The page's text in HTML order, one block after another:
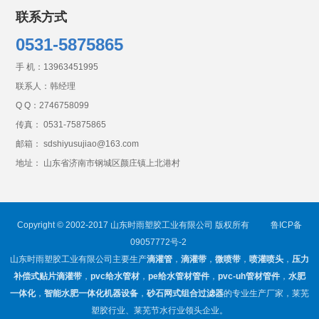
联系方式
0531-5875865
手 机： 13963451995
联系人：韩经理
Q Q： 2746758099
传真： 0531-75875865
邮箱： sdshiyusujiao@163.com
地址： 山东省济南市钢城区颜庄镇上北港村
Copyright © 2002-2017 山东时雨塑胶工业有限公司 版权所有
鲁ICP备
09057772号-2
山东时雨塑胶工业有限公司主要生产滴灌管， 滴灌带， 微喷带， 喷灌喷头， 压力
补偿式贴片滴灌带， pvc给水管材， pe给水管材管件， pvc-uh管材管件， 水肥
一体化， 智能水肥一体化机器设备， 砂石网式组合过滤器的专业生产厂家，莱芜
塑胶行业、莱芜节水行业领头企业。